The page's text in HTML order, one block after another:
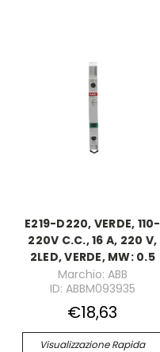
E219-D220, VERDE, 110-
220V C.C., 16 A, 220 V,
2LED, VERDE, MW: 0.5
Marchio: ABB
ID: ABBM093935
€18,63
Visualizzazione Rapida